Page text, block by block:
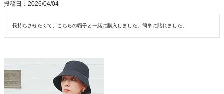
投稿日
2026/04/04
長持ちさせたくて、こちらの帽子と一緒に購入しました。簡単に貼れました。